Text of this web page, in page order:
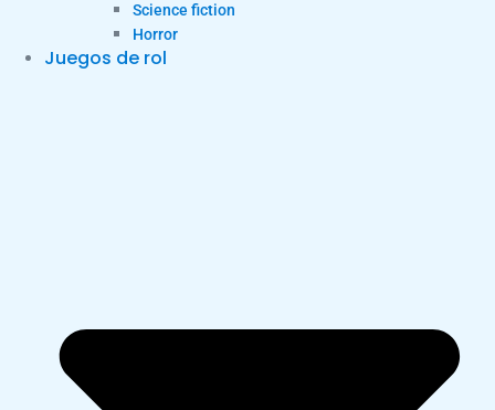
Science fiction
Horror
Juegos de rol